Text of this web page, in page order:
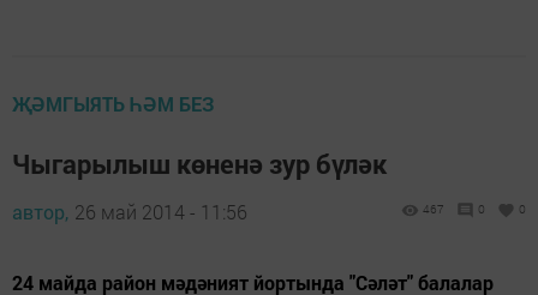
ҖӘМГЫЯТЬ ҺӘМ БЕЗ
Чыгарылыш көненә зур бүләк
автор, 26 май 2014 - 11:56 467 0 0
24 майда район мәдәният йортында "Сәләт" балалар